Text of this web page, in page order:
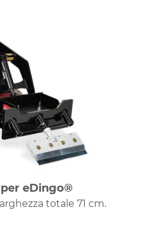
eDingo®
totale 71 cm.